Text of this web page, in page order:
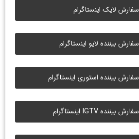
سفارش لایک اینستاگرام
سفارش بیننده لایو اینستاگرام
سفارش بیننده استوری اینستاگرام
سفارش بیننده IGTV اینستاگرام